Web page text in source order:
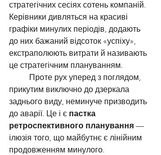
стратегічних сесіях сотень компаній.
Керівники дивляться на красиві
графіки минулих періодів, додають
до них бажаний відсоток «успіху»,
екстраполюють витрати й називають
це стратегічним плануванням.
прикутим виключно до дзеркала
заднього виду, неминуче призводить
до аварії. Це і є пастка
ретроспективного планування —
ілюзія того, що майбутнє є лінійним
продовженням минулого.